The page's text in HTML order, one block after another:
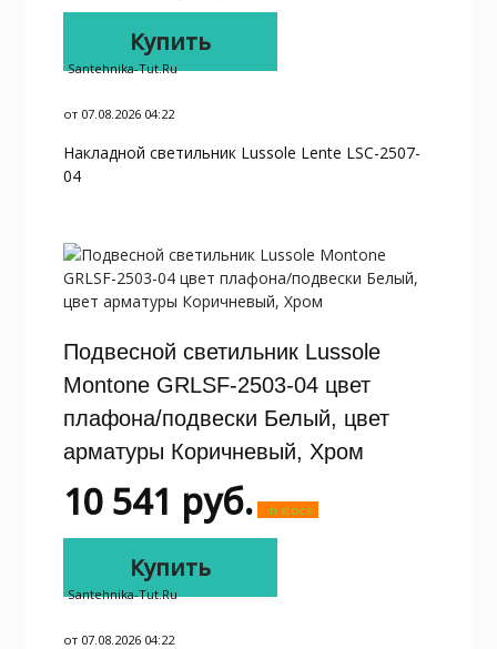
Купить
Santehnika-Tut.ru
от 07.08.2026 04:22
Накладной светильник Lussole Lente LSC-2507-
04
Подвесной светильник Lussole
Montone GRLSF-2503-04 цвет
плафона/подвески Белый, цвет
арматуры Коричневый, Хром
10 541 руб. in stock
Купить
Santehnika-Tut.ru
от 07.08.2026 04:22